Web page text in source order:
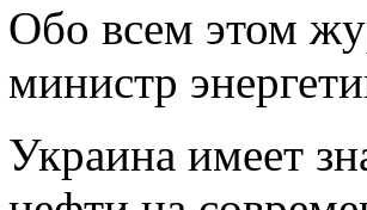
Обо всем этом
министр
Украина имеет